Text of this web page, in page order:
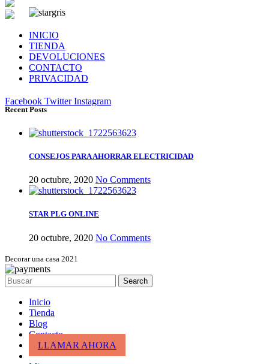
INICIO
TIENDA
DEVOLUCIONES
CONTACTO
PRIVACIDAD
Facebook Twitter Instagram
Recent Posts
CONSEJOS PARA AHORRAR ELECTRICIDAD
20 octubre, 2020 No Comments
STAR PLG ONLINE
20 octubre, 2020 No Comments
Decorar una casa 2021
Search
Inicio
Tienda
Blog
Contacto
LLAMAR AHORA